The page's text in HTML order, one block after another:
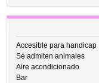
Accesible para handicap
Se admiten animales
Aire acondicionado
Bar